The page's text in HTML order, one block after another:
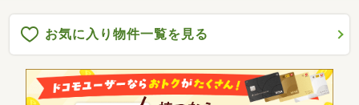
お気に入り物件一覧を見る